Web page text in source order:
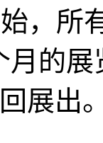
，所
月的
展出